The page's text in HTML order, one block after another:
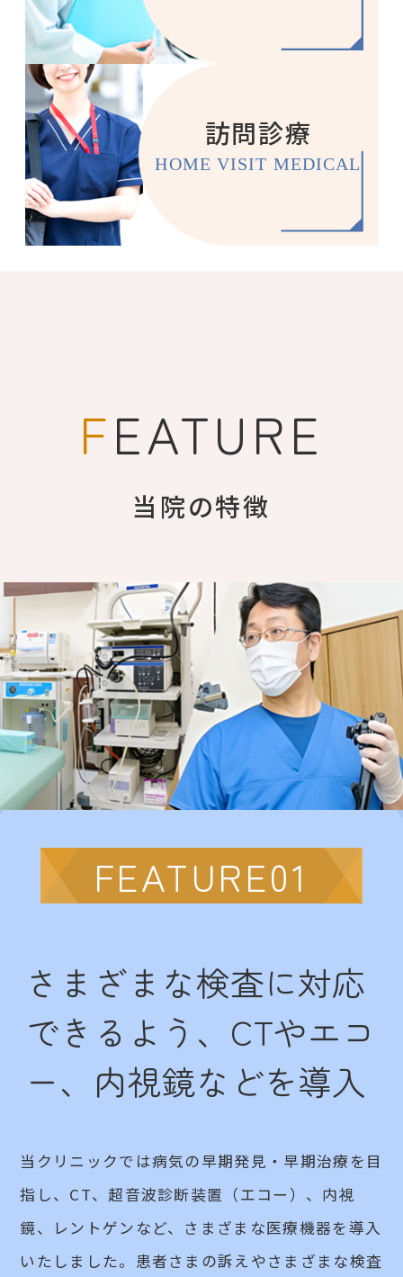
訪問診療
HOME VISIT MEDICAL
FEATURE
当院の特徴
FEATURE01
さまざまな検査に対応
できるよう、 CTやエコ
ー、内視鏡などを導入
当クリニックでは病気の早期発見・早期治療を目
指し、CT、超音波診断装置（エコー）、内視
鏡、レントゲンなど、さまざまな医療機器を導入
いたしました。患者さまの訴えやさまざまな検査